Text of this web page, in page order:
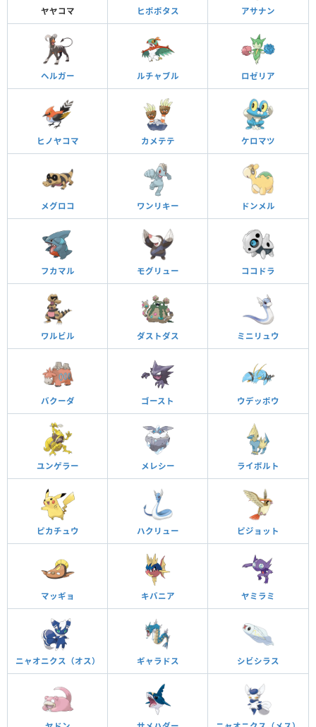
ヤヤコマ ヒポポタス アサナン
ヘルガー ルチャブル ロゼリア
ヒノヤコマ カメテテ ケロマツ
メグロコ ワンリキー ドンメル
フカマル モグリュー ココドラ
ワルビル ダストダス ミニリュウ
バクーダ ゴースト ウデッポウ
ユンゲラー メレシー ライボルト
ピカチュウ ハクリュー ピジョット
マッギョ キバニア ヤミラミ
ニャオニクス（オス） ギャラドス シビシラス